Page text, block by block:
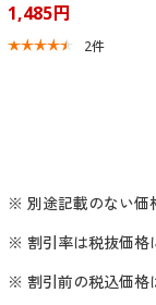
1,485円
2件
※ 別途記載のない価
※ 割引率は税抜価格
※ 割引前の税込価格